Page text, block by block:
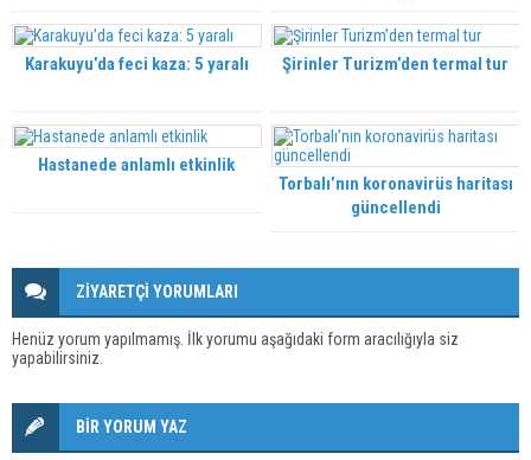
Karakuyu’da feci kaza: 5 yaralı Şirinler Turizm’den termal tur
Hastanede anlamlı etkinlik
Torbalı’nın koronavirüs haritası
güncellendi
ZİYARETÇİ YORUMLARI
Henüz yorum yapılmamış. İlk yorumu aşağıdaki form aracılığıyla siz
yapabilirsiniz.
BİR YORUM YAZ